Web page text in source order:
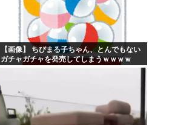
【画像】 ちびまる子ちゃん、とんでもない
ガチャガチャを発売してしまうｗｗｗｗ